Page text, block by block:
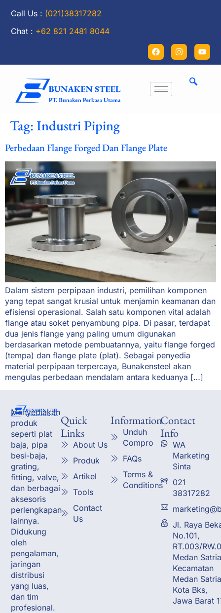
Call Us : (021)38317282
Chat : +62 821 2481 8044
Tag:Industri Piping
Perbedaan Flange Forged Dan Flange Plate
Dalam sistem perpipaan industri, pemilihan komponen
yang tepat sangat krusial untuk menjamin keamanan dan
efisiensi operasional. Salah satu komponen vital adalah
flange atau soket penyambung pipa. Di pasar, terdapat
dua jenis flange yang paling umum digunakan
berdasarkan metode pembuatannya, yaitu flange forged
(tempa) dan flange plate (plat). Sebagai penyedia
material perpipaan terpercaya, Bunakensteel akan
mengulas perbedaan mendalam antara keduanya […]
Menyediakan
produk
seperti plat
baja, pipa
besi-baja,
grating,
fitting, valve,
dan berbagai
aksesoris
perlengkapan
lainnya.
Didukung
oleh
pengalaman,
jaringan
distribusi
yang luas,
dan tim
profesional.
Quick
Links
About Us
Produk
Artikel
Tools
Contact
Us
Information
Unduh
Compro
FAQs
Terms &
Conditions
Contact
Info
WA
Marketing
Sinta
021
38317282
Jl. Raya
No.101,
RT.003/
Medan
Kecamatan
Medan
Kota Bks,
Jawa Barat